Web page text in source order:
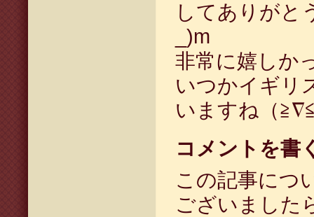
してありがと
_)m
非常に嬉しか
いつかイギリ
いますね（
コメントを書
この記事につ
ございました